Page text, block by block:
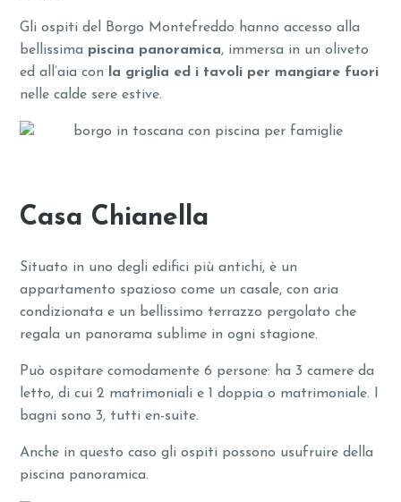
Gli ospiti del Borgo Montefreddo hanno accesso alla
bellissima piscina panoramica, immersa in un oliveto
ed all’aia con
la griglia ed i tavoli per mangiare fuori
nelle calde sere estive.
Casa Chianella
Situato in uno degli edifici più antichi, è un
appartamento spazioso come un casale, con aria
condizionata e un bellissimo terrazzo pergolato che
regala un panorama sublime in ogni stagione.
Può ospitare comodamente 6 persone: ha 3 camere da
letto, di cui 2 matrimoniali e 1 doppia o matrimoniale. I
bagni sono 3, tutti en-suite.
Anche in questo caso gli ospiti possono usufruire della
piscina panoramica.